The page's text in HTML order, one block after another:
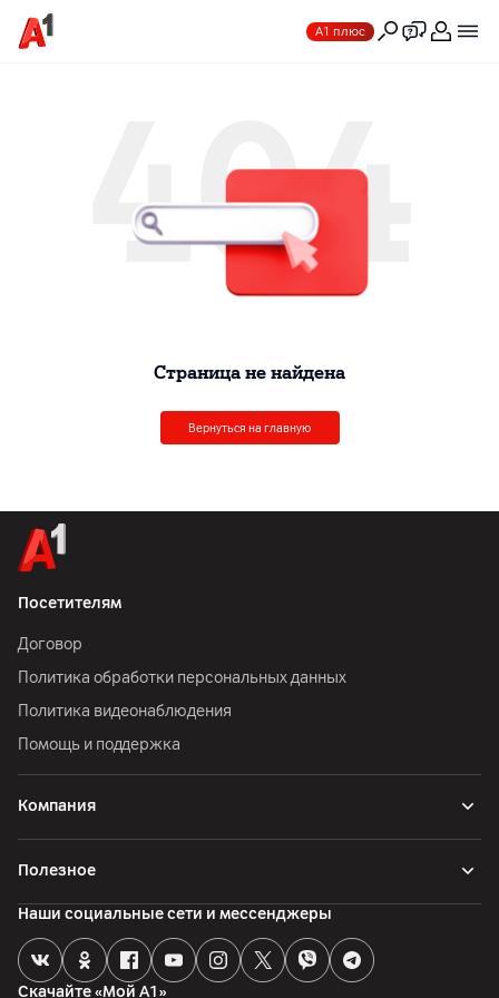
А1 плюс
404
Cтраница не найдена
Вернуться на главную
Посетителям
Договор
Политика обработки персональных данных
Политика видеонаблюдения
Помощь и поддержка
Компания
Полезное
Скачайте «Мой А1»
Наши социальные сети и мессенджеры